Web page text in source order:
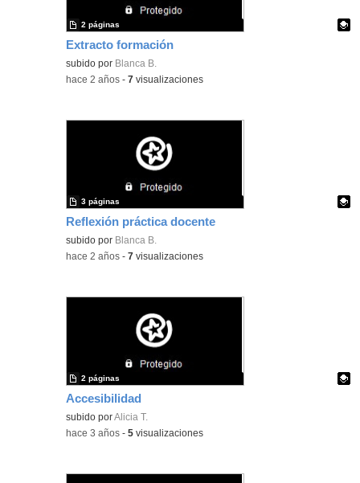
Extracto formación
Contenido educativo.
subido por Blanca B.
2 páginas
-hace 2 años -7 visualizaciones
Reflexión práctica docente
Contenido educativo.
subido por Blanca B.
3 páginas
-hace 2 años -7 visualizaciones
Accesibilidad
Contenido educativo.
subido porAlicia T.
2 páginas
-hace 3 años -5 visualizaciones